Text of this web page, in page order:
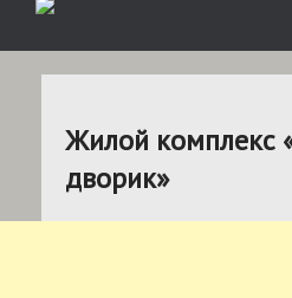
Жилой комплекс
дворик»